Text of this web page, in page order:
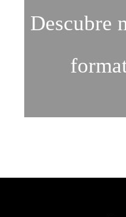
Descubre